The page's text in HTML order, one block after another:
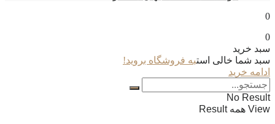
0
0
سبد خرید
سبد شما خالی استبه فروشگاه بروید!
ادامه خرید
No Result
View همه Result